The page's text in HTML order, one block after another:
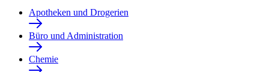
Apotheken und Drogerien
Büro und Administration
Chemie